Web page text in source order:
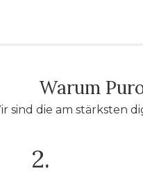
Warum
sind die am stärksten
2.